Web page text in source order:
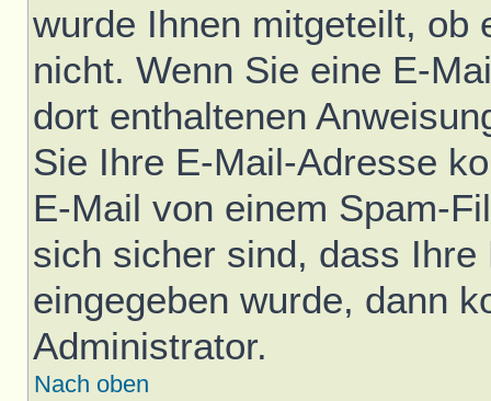
wurde Ihnen mitgeteilt, ob
nicht. Wenn Sie eine E-
dort enthaltenen
Sie Ihre E-Mail-Adresse
E-Mail von einem Spam-
sich sicher sind, dass
eingegeben wurde, dann
Administrator.
Nach oben